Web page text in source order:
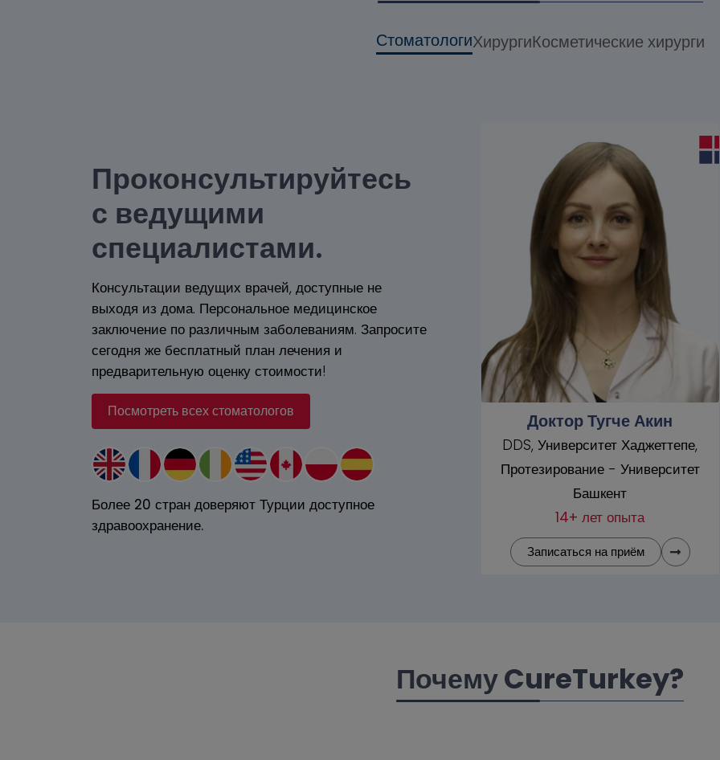
СтоматологиХирургиКосметические хирурги
Проконсультируйтесь
с ведущими
специалистами.
Консультации ведущих врачей, доступные не
выходя из дома. Персональное медицинское
заключение по различным заболеваниям. Запросите
сегодня же бесплатный план лечения и
предварительную оценку стоимости!
Посмотреть всех стоматологов
Более 20 стран доверяют Турции доступное
здравоохранение.
Доктор Тугче Акин
Университет Хаджеттепе,
- Университет
Доктор Тугче Акин
DDS, Университет Хаджеттепе,
Протезирование - Университет
14+ лет опыта
Доктор Тугче Акин
DDS, Университет Хаджеттепе,
Протезирование - Университет
Башкент
14+ лет опыта
Записаться на приём
Почему CureTurkey?